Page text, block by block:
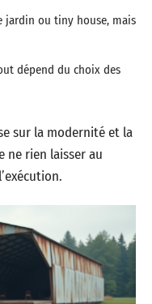
ou tiny house, mais
dépend du choix des
sur la modernité et la
ne rien laisser au